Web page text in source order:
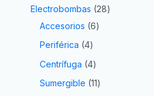
Electrobombas
28
Accesorios 6
Periférica 4
Centrífuga 4
Sumergible 11